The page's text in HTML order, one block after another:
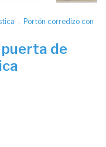
. Portón corredizo con
de